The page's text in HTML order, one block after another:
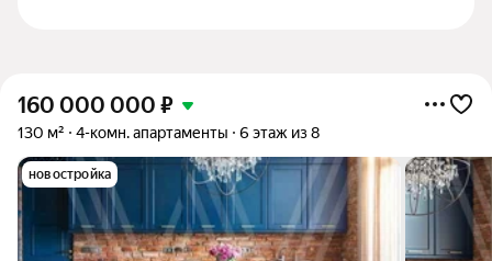
160 000 000 ₽
130 м² 4-комн. апартаменты 6 этаж из 8
новостройка